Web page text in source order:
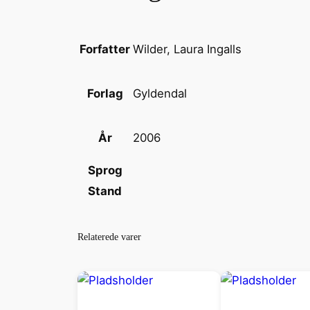
Forfatter Wilder, Laura Ingalls
Forlag Gyldendal
År 2006
Sprog
Stand
Relaterede varer